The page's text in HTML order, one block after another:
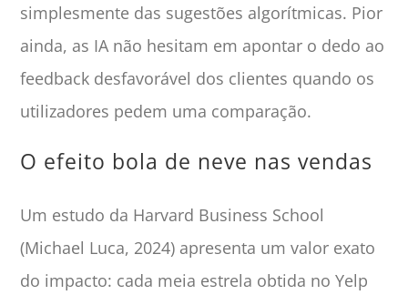
simplesmente das sugestões algorítmicas. Pior
ainda, as IA não hesitam em apontar o dedo ao
feedback desfavorável dos clientes quando os
utilizadores pedem uma comparação.
O efeito bola de neve nas vendas
Um estudo da Harvard Business School
(Michael Luca, 2024) apresenta um valor exato
do impacto: cada meia estrela obtida no Yelp